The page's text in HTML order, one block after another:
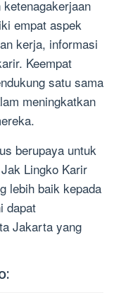
empat aspek
kerja, informasi
Keempat
satu sama
meningkatkan
berupaya untuk
Lingko Karir
lebih baik kepada
dapat
Jakarta yang